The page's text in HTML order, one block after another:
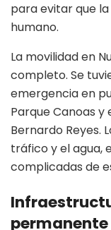
para evitar que
humano.
La movilidad en
completo. Se
emergencia en
Parque Canoas y
Bernardo Reyes.
tráfico y el agua,
complicadas de
permanente